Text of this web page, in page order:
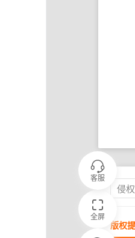
客服
全屏
侵
版权